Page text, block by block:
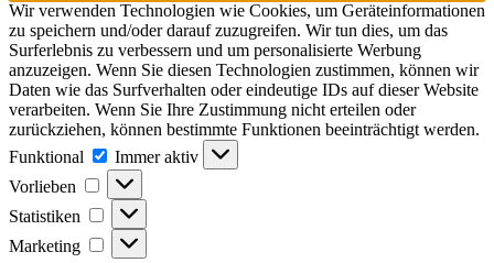
Wir verwenden Technologien wie Cookies, um Geräteinformationen
zu speichern und/oder darauf zuzugreifen. Wir tun dies, um das
Surferlebnis zu verbessern und um personalisierte Werbung
anzuzeigen. Wenn Sie diesen Technologien zustimmen, können wir
Daten wie das Surfverhalten oder eindeutige IDs auf dieser Website
verarbeiten. Wenn Sie Ihre Zustimmung nicht erteilen oder
zurückziehen, können bestimmte Funktionen beeinträchtigt werden.
Funktional
Funktional
Immer aktiv
Vorlieben
Vorlieben
Statistiken Statistiken
Marketing Marketing